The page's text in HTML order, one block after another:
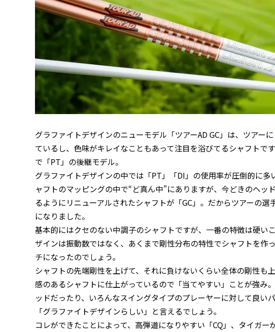
グラファイトデザインのニューモデル「ツアーAD GC」は、ツアー
ているし、色味がキレイなこともあって注目を浴びてるシャフトで
で「PT」の後継モデル。
グラファイトデザインの中では「PT」「DI」の使用率が圧倒的に
ャフトのマッピングの中で“ど真ん中”にありますが、今どきのヘッ
るようにリニューアルされたシャフトが「GC」。だからツアーの
になりました。
基本的にはクセのない中調子のシャフトですが、一番の特徴は硬い
ザインは振動数ではなく、あくまで剛性分布の特性でシャフトを作
チになったのでしょう。
シャフトの先端剛性を上げて、それに負けないくらい全体の剛性も
感のあるシャフトに仕上がっているので「当てやすい」ことが強み
ッドだったり、いろんなスイングタイプのプレーヤーに対して良い
「グラファイトデザインらしい」と言えるでしょう。
コレができたことによって、高弾道になりやすい「CQ」、タイガ